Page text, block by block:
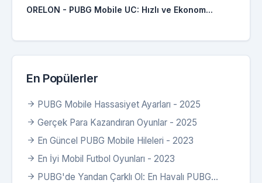
ORELON - PUBG Mobile UC: Hızlı ve Ekonom...
En Popülerler
PUBG Mobile Hassasiyet Ayarları - 2025
Gerçek Para Kazandıran Oyunlar - 2025
En Güncel PUBG Mobile Hileleri - 2023
En İyi Mobil Futbol Oyunları - 2023
PUBG'de Yandan Çarklı Ol: En Havalı PUBG...